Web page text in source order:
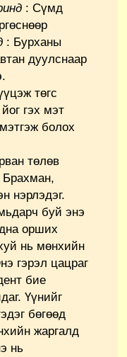
: Сүмд
: Бурханы
дуулснаар
төгс
гэх мэт
болох
төлөв
Брахман,
нэрлэдэг.
буй энэ
орших
нь мөнхийн
гэрэл цацраг
бие
Үүнийг
бөгөөд
жаргалд
нь